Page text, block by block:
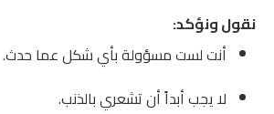
نقول ونؤكد:
أنت لست مسؤولة بأي شكل عما حدث.
لا يجب أبداً أن تشعري بالذنب.